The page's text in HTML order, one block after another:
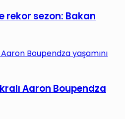
rekor sezon: Bakan
Boupendza yaşamını
Aaron Boupendza